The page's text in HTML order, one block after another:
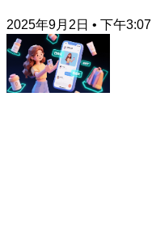
2025年9月2日 下午3:07